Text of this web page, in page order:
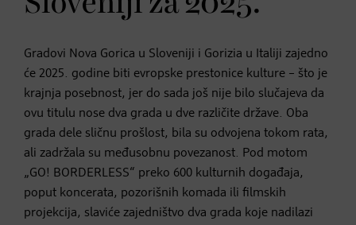
Gradovi Nova Gorica u Sloveniji i Gorizia u Italiji zajedno
će 2025. godine biti evropske prestonice kulture – što je
krajnja posebnost, jer do sada još nije bilo slučajeva da
ovu titulu nose dva grada u dve različite države. Oba
grada dele sličnu prošlost, bila su odvojena tokom rata,
ali zadržala su međusobnu povezanost. Pod motom
„GO! BORDERLESS“ preko 600 kulturnih događaja,
poput koncerata, pozorišnih komada ili filmskih
projekcija, slaviće zajedništvo dva grada koje nadilazi